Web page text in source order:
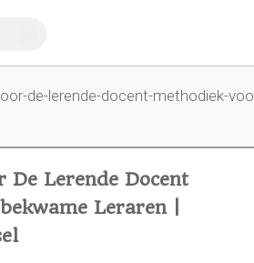
de-lerende-docent-methodiek-
De Lerende Docent
Leraren |